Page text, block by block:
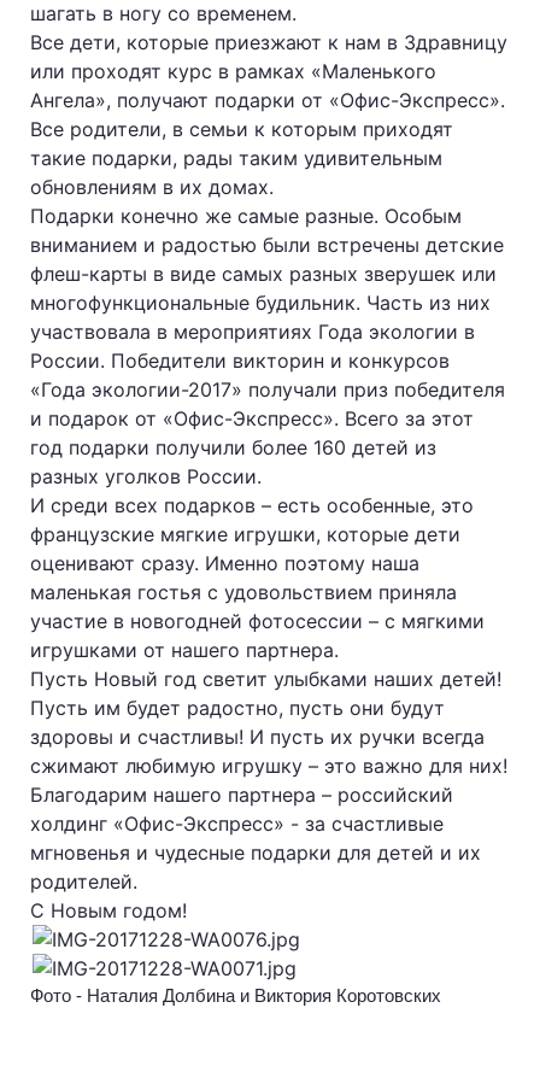
шагать в ногу со временем.
Все дети, которые приезжают к нам в Здравницу
или проходят курс в рамках «Маленького
Ангела», получают подарки от «Офис-Экспресс».
Все родители, в семьи к которым приходят
такие подарки, рады таким удивительным
обновлениям в их домах.
Подарки конечно же самые разные. Особым
вниманием и радостью были встречены детские
флеш-карты в виде самых разных зверушек или
многофункциональные будильник. Часть из них
участвовала в мероприятиях Года экологии в
России. Победители викторин и конкурсов
«Года экологии-2017» получали приз победителя
и подарок от «Офис-Экспресс». Всего за этот
год подарки получили более 160 детей из
разных уголков России.
И среди всех подарков – есть особенные, это
французские мягкие игрушки, которые дети
оценивают сразу. Именно поэтому наша
маленькая гостья с удовольствием приняла
участие в новогодней фотосессии – с мягкими
игрушками от нашего партнера.
Пусть Новый год светит улыбками наших детей!
Пусть им будет радостно, пусть они будут
здоровы и счастливы! И пусть их ручки всегда
сжимают любимую игрушку – это важно для них!
Благодарим нашего партнера – российский
холдинг «Офис-Экспресс» - за счастливые
мгновенья и чудесные подарки для детей и их
родителей.
С Новым годом!
Фото - Наталия Долбина и Виктория Коротовских